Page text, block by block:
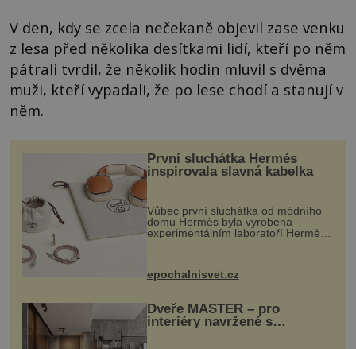
V den, kdy se zcela nečekaně objevil zase venku
z lesa před několika desítkami lidí, kteří po něm
pátrali tvrdil, že několik hodin mluvil s dvěma
muži, kteří vypadali, že po lese chodí a stanují v
něm.
První sluchátka Hermés
inspirovala slavná kabelka
Vůbec první sluchátka od módního
domu Hermès byla vyrobena
experimentálním laboratoří Hermès
kovový...
epochalnisvet.cz
Dveře MASTER – pro
interiéry navržené s
rozumem i vášní!